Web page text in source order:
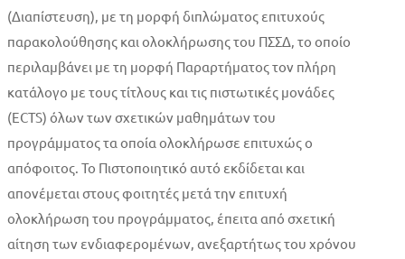
(Διαπίστευση), με τη μορφή διπλώματος επιτυχούς
παρακολούθησης και ολοκλήρωσης του ΠΣΣΔ, το οποίο
περιλαμβάνει με τη μορφή Παραρτήματος τον πλήρη
κατάλογο με τους τίτλους και τις πιστωτικές μονάδες
(ECTS) όλων των σχετικών μαθημάτων του
προγράμματος τα οποία ολοκλήρωσε επιτυχώς ο
απόφοιτος. Το Πιστοποιητικό αυτό εκδίδεται και
απονέμεται στους φοιτητές μετά την επιτυχή
ολοκλήρωση του προγράμματος, έπειτα από σχετική
αίτηση των ενδιαφερομένων, ανεξαρτήτως του χρόνου